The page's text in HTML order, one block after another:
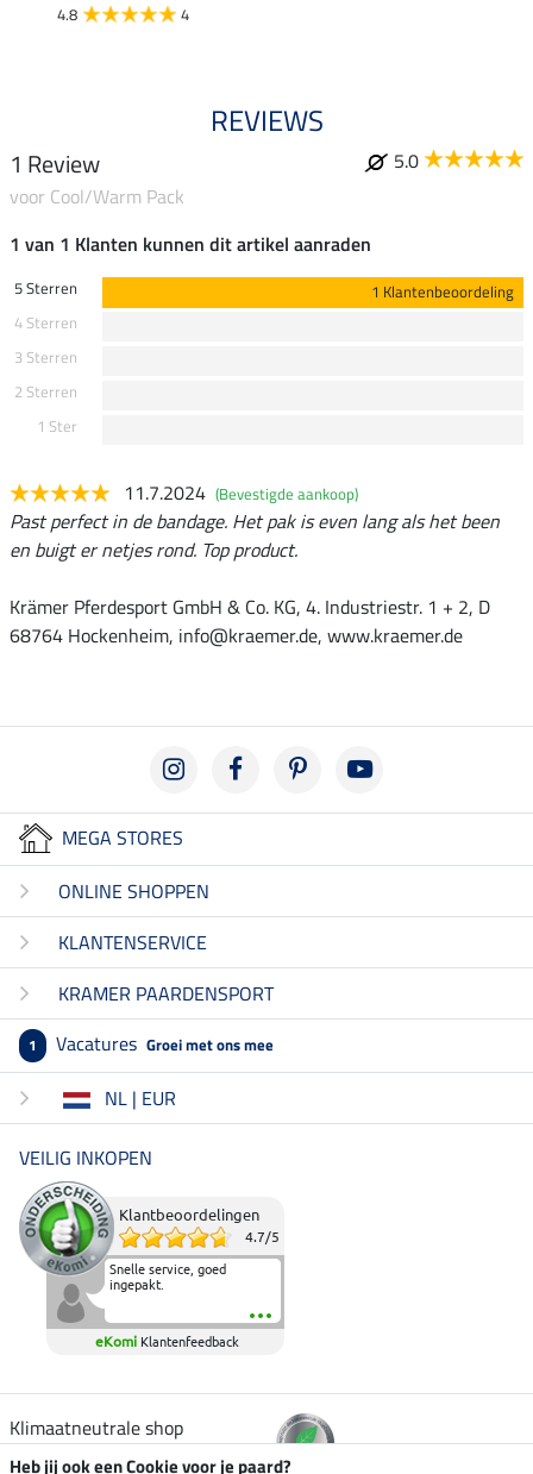
4.8 4
REVIEWS
1 Review
5.0
voor Cool/Warm Pack
1 van 1 Klanten kunnen dit artikel aanraden
5 Sterren
1 Klantenbeoordeling
4 Sterren
3 Sterren
2 Sterren
1 Ster
11.7.2024 (Bevestigde aankoop)
Past perfect in de bandage. Het pak is even lang als het been
en buigt er netjes rond. Top product.
Krämer Pferdesport GmbH & Co. KG, 4. Industriestr. 1 + 2, D
68764 Hockenheim, info@kraemer.de, www.kraemer.de
MEGA STORES
ONLINE SHOPPEN
KLANTENSERVICE
KRAMER PAARDENSPORT
1 Vacatures Groei met ons mee
NL | EUR
VEILIG INKOPEN
Klantbeoordelingen
4.7/5
Snelle service, goed
ingepakt.
eKomi Klantenfeedback
Klimaatneutrale shop
Heb jij ook een Cookie voor je paard?